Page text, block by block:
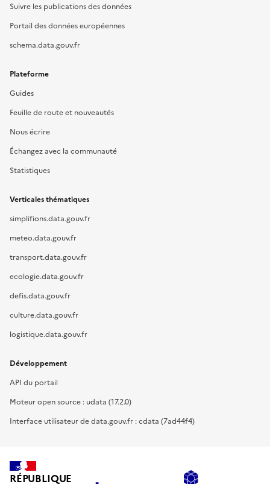
Suivre les publications des données
Portail des données européennes
schema.data.gouv.fr
Plateforme
Guides
Feuille de route et nouveautés
Nous écrire
Échangez avec la communauté
Statistiques
Verticales thématiques
simplifions.data.gouv.fr
meteo.data.gouv.fr
transport.data.gouv.fr
ecologie.data.gouv.fr
defis.data.gouv.fr
culture.data.gouv.fr
logistique.data.gouv.fr
Développement
API du portail
Moteur open source : udata (17.2.0)
Interface utilisateur de data.gouv.fr : cdata (7ad44f4)
RÉPUBLIQUE